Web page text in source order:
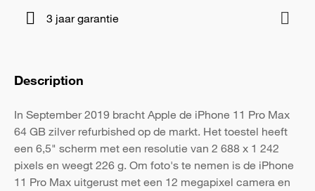
3 jaar garantie
Description
In September 2019 bracht Apple de iPhone 11 Pro Max
64 GB zilver refurbished op de markt. Het toestel heeft
een 6,5" scherm met een resolutie van 2 688 x 1 242
pixels en weegt 226 g. Om foto's te nemen is de iPhone
11 Pro Max uitgerust met een 12 megapixel camera en